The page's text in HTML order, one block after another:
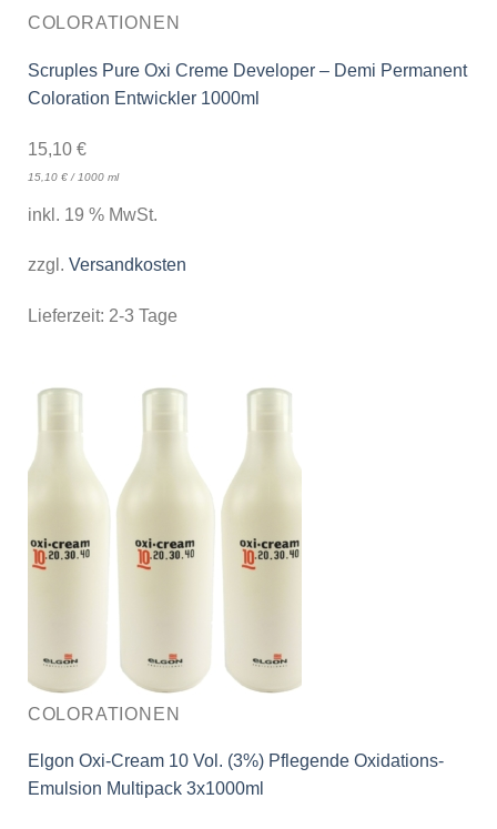
COLORATIONEN
Scruples Pure Oxi Creme Developer – Demi Permanent
Coloration Entwickler 1000ml
15,10 €
15,10 €/ 1000 ml
inkl. 19 % MwSt.
zzgl. Versandkosten
Lieferzeit: 2-3 Tage
COLORATIONEN
Elgon Oxi-Cream 10 Vol. (3%) Pflegende Oxidations-
Emulsion Multipack 3x1000ml